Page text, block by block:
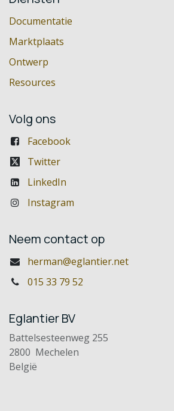
Documentatie
Marktplaats
Ontwerp
Resources
Volg ons
Facebook
Twitter
LinkedIn
Instagram
Neem contact op
herman@eglantier.net
015 33 79 52
Eglantier BV
Battelsesteenweg 255
2800 Mechelen
België